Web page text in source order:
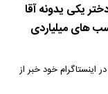
یکی یدونه آقا
های میلیاردی
خود خبر از